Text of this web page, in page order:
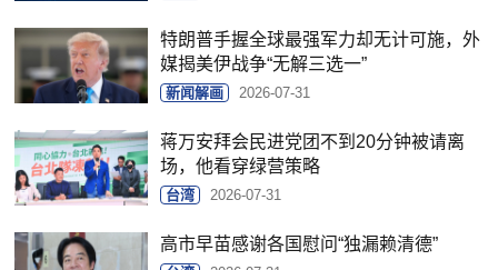
特朗普手握全球最强军力却无计可施，外
媒揭美伊战争“无解三选一”
新闻解画 2026-07-31
蒋万安拜会民进党团不到20分钟被请离
场，他看穿绿营策略
台湾 2026-07-31
高市早苗感谢各国慰问“独漏赖清德”